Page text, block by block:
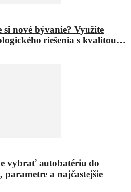
nové bývanie? Využite
riešenia s kvalitou…
vybrať autobatériu do
a najčastejšie